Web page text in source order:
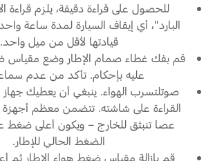
للحصول على قراءة دقيقة، يلزم قراءة
البارد"، أي إيقاف السيارة لمدة ساعة
قيادتها لأقل من ميل واحد.
قم بفك غطاء صمام الإطار وضع مقياس
عليه بإحكام. تأكد من عدم
صوتلتسرب الهواء. ينبغي أن يعطيك جهاز
القراءة على شاشته. تتضمن معظم أجهزة
عصا تنبثق للخارج – ويكون أعلى ضغط
الضغط الحالي للإطار.
قم بإزالة مقياس ضغط هواء الإطار ثم